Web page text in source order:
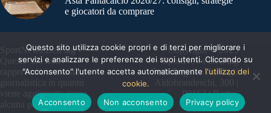
e giocatori da comprare
SportNews.BetFlag -
Questo sito non
rappresenta una testata
giornalistica in quanto
viene aggiornato senza
alcuna periodicità
Copyright © 2025
SportNews BetFlag
Sede Legale: Via degli
Aldobrandeschi, 300 |
00163 | Roma
Questo sito utilizza cookie propri e di terzi per migliorare i
servizi e analizzare le preferenze dei suoi utenti. Cliccando su
"Acconsento" l'utente accetta automaticamente l'utilizzo dei
cookie.
Acconsento
Non acconsento Privacy policy